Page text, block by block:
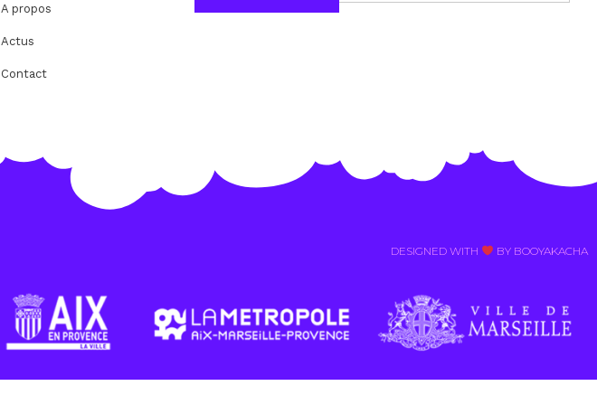
A propos
Actus
Contact
DESIGNED WITH BY BOOYAKACHA​